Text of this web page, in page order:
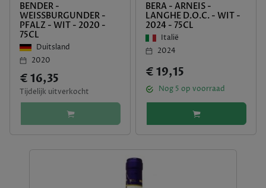
BENDER -
WEISSBURGUNDER -
PFALZ - WIT - 2020 -
75CL
Duitsland
2020
€ 16,35
Tijdelijk uitverkocht
BERA - ARNEIS -
LANGHE D.O.C. - WIT -
2024 - 75CL
Italië
2024
€ 19,15
Nog 5 op voorraad